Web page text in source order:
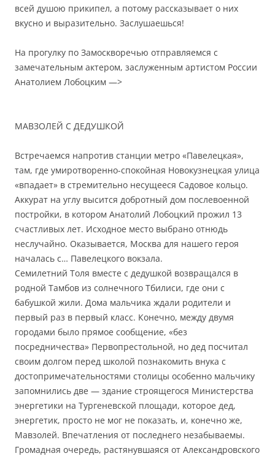
всей душою прикипел, а потому рассказывает о них
вкусно и выразительно. Заслушаешься!
На прогулку по Замоскворечью отправляемся с
замечательным актером, заслуженным артистом России
Анатолием Лобоцким —>
МАВЗОЛЕЙ С ДЕДУШКОЙ
Встречаемся напротив станции метро «Павелецкая»,
там, где умиротворенно-спокойная Новокузнецкая улица
«впадает» в стремительно несущееся Садовое кольцо.
Аккурат на углу высится добротный дом послевоенной
постройки, в котором Анатолий Лобоцкий прожил 13
счастливых лет. Исходное место выбрано отнюдь
неслучайно. Оказывается, Москва для нашего героя
началась с… Павелецкого вокзала.
Семилетний Толя вместе с дедушкой возвращался в
родной Тамбов из солнечного Тбилиси, где они с
бабушкой жили. Дома мальчика ждали родители и
первый раз в первый класс. Конечно, между двумя
городами было прямое сообщение, «без
посредничества» Первопрестольной, но дед посчитал
своим долгом перед школой познакомить внука с
достопримечательностями столицы особенно мальчику
запомнились две — здание строящегося Министерства
энергетики на Тургеневской площади, которое дед,
энергетик, просто не мог не показать, и, конечно же,
Мавзолей. Впечатления от последнего незабываемы.
Громадная очередь, растянувшаяся от Александровского